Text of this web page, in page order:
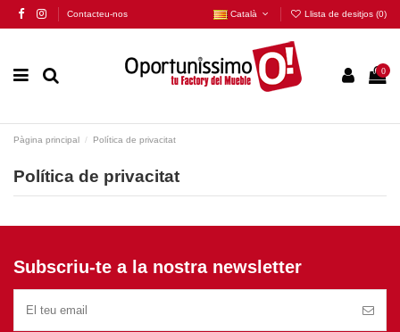
Contacteu-nos Català Llista de desitjos (0)
0
Pàgina principal Política de privacitat
Política de privacitat
Subscriu-te a la nostra newsletter